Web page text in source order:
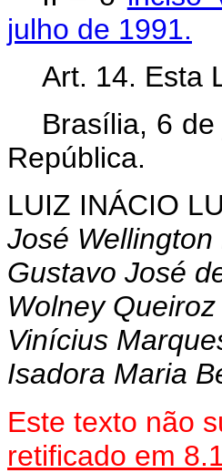
julho de 1991.
Art. 14. Esta
Brasília, 6
República.
LUIZ INÁCIO
José
Gustavo José
Wolney
Vinícius
Isadora Maria
Este texto não
retificado em